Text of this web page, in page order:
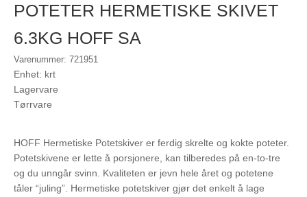
POTETER HERMETISKE SKIVET
6.3KG HOFF SA
Varenummer: 721951
Enhet: krt
Lagervare
Tørrvare
HOFF Hermetiske Potetskiver er ferdig skrelte og kokte poteter.
Potetskivene er lette å porsjonere, kan tilberedes på en-to-tre
og du unngår svinn. Kvaliteten er jevn hele året og potetene
tåler “juling”. Hermetiske potetskiver gjør det enkelt å lage